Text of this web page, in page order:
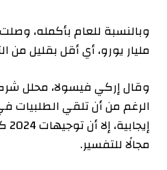
مليار يورو، أي أقل بقليل من
الرغم من أن تلقي الطلبيات
مجالًا للتفسير.